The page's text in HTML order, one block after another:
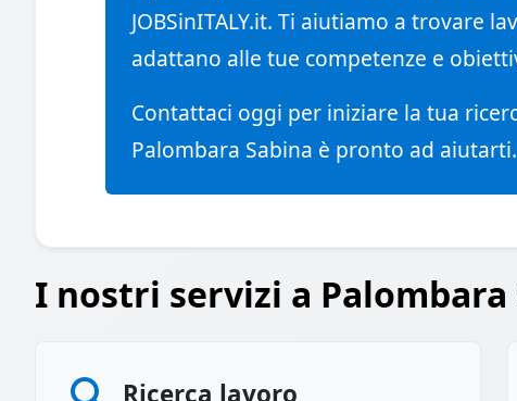
JOBSinITALY.it. Ti aiutiamo a trovare
adattano alle tue competenze e
Contattaci oggi per iniziare la tua
Palombara Sabina è pronto ad aiutarti.
I nostri servizi a Palombara
Ricerca lavoro